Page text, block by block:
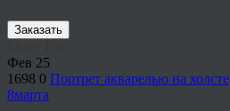
Заказать
Фев 25
1698 0 Портрет акварелью на холсте
8марта